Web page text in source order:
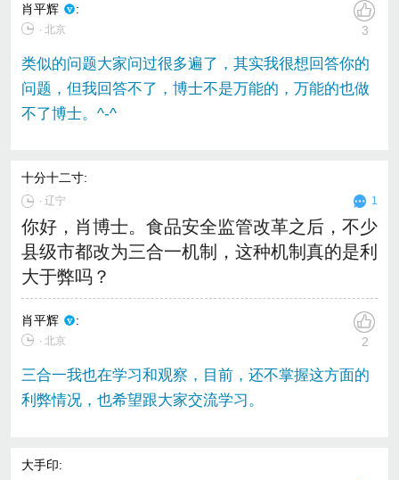
肖平辉 :
∙ 北京 3
类似的问题大家问过很多遍了，其实我很想回答你的
问题，但我回答不了，博士不是万能的，万能的也做
不了博士。^-^
十分十二寸:
∙辽宁 1
你好，肖博士。食品安全监管改革之后，不少
县级市都改为三合一机制，这种机制真的是利
大于弊吗？
肖平辉 :
∙ 北京 2
三合一我也在学习和观察，目前，还不掌握这方面的
利弊情况，也希望跟大家交流学习。
大手印: